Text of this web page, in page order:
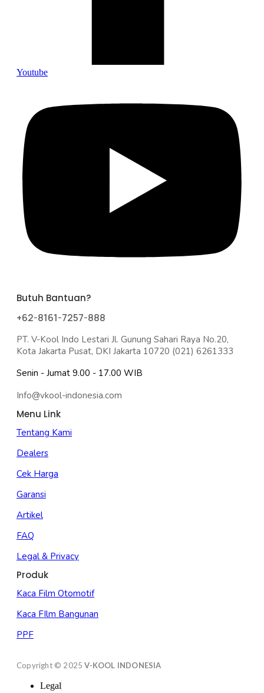
Youtube
Butuh Bantuan?
+62-8161-7257-888
PT. V-Kool Indo Lestari Jl. Gunung Sahari Raya No.20,
Kota Jakarta Pusat, DKI Jakarta 10720 (021) 6261333
Senin - Jumat 9.00 - 17.00 WIB
Info@vkool-indonesia.com
Menu Link
Tentang Kami
Dealers
Cek Harga
Garansi
Artikel
FAQ
Legal & Privacy
Produk
Kaca Film Otomotif
Kaca FIlm Bangunan
PPF
Copyright © 2025 V-KOOL INDONESIA
Legal